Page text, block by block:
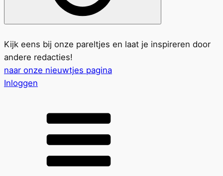
Kijk eens bij onze pareltjes en laat je inspireren door
andere redacties!
naar onze nieuwtjes pagina
Inloggen